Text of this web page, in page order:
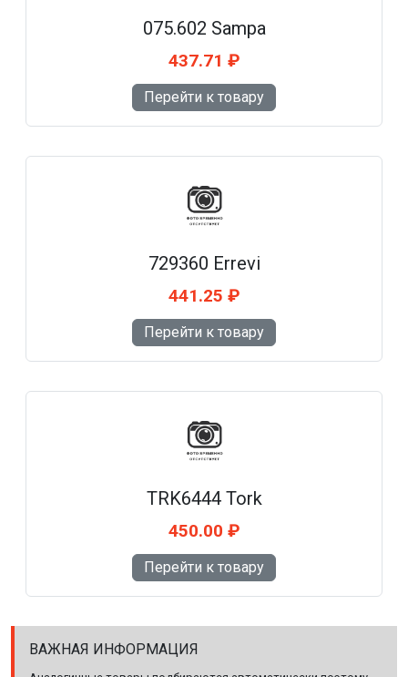
075.602 Sampa
437.71 ₽
Перейти к товару
729360 Errevi
441.25 ₽
Перейти к товару
TRK6444 Tork
450.00 ₽
Перейти к товару
ВАЖНАЯ ИНФОРМАЦИЯ